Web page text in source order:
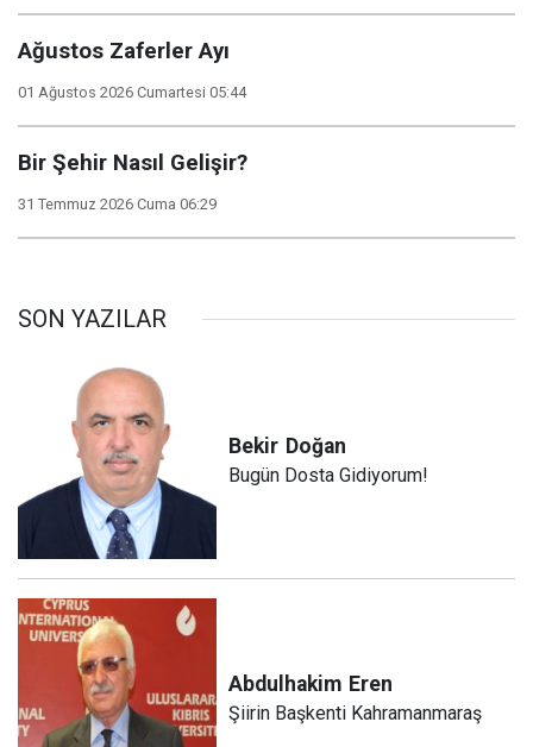
Ağustos Zaferler Ayı
01 Ağustos 2026 Cumartesi 05:44
Bir Şehir Nasıl Gelişir?
31 Temmuz 2026 Cuma 06:29
SON YAZILAR
Bekir Doğan
Bugün Dosta Gidiyorum!
Abdulhakim Eren
Şiirin Başkenti Kahramanmaraş